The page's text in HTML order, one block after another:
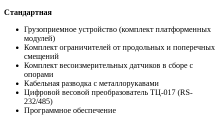
Стандартная
Грузоприемное устройство (комплект платформенных
модулей)
Комплект ограничителей от продольных и поперечных
смещений
Комплект весоизмерительных датчиков в сборе с
опорами
Кабельная разводка с металлорукавами
Цифровой весовой преобразователь ТЦ-017 (RS-
232/485)
Программное обеспечение​